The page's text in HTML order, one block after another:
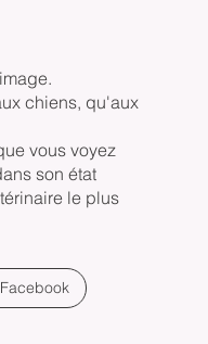
chiens, qu'aux
vous voyez
son état
le plus